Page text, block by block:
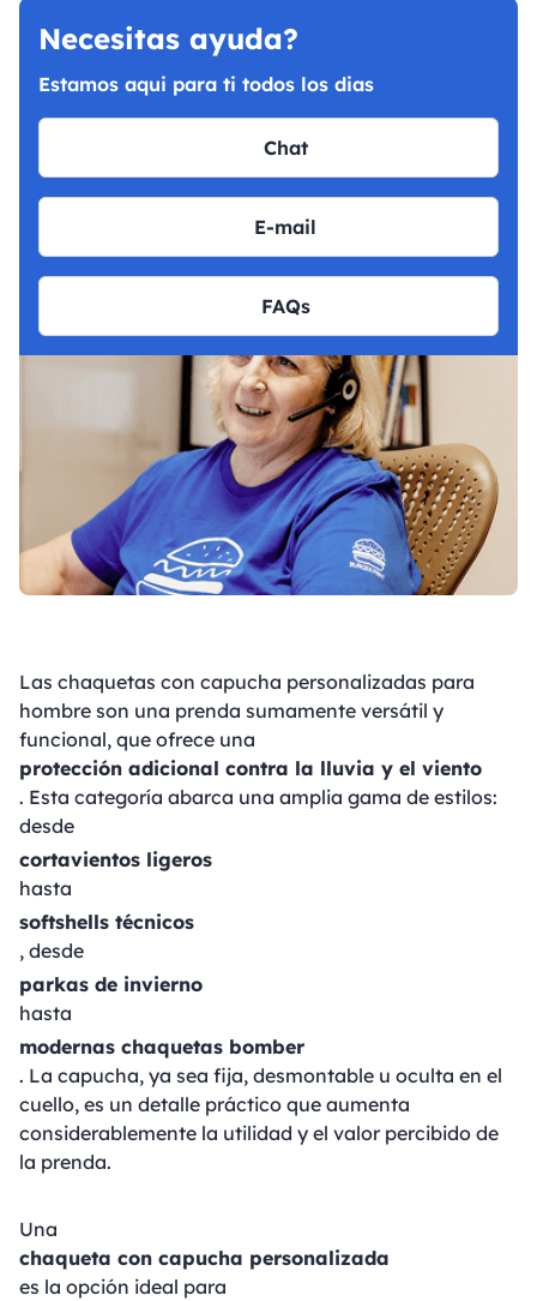
Necesitas ayuda?
Estamos aqui para ti todos los dias
Chat
E-mail
FAQs
Las chaquetas con capucha personalizadas para
hombre son una prenda sumamente versátil y
funcional, que ofrece una
protección adicional contra la lluvia y el viento
. Esta categoría abarca una amplia gama de estilos:
desde
cortavientos ligeros
hasta
softshells técnicos
, desde
parkas de invierno
hasta
modernas chaquetas bomber
. La capucha, ya sea fija, desmontable u oculta en el
cuello, es un detalle práctico que aumenta
considerablemente la utilidad y el valor percibido de
la prenda.
Una
chaqueta con capucha personalizada
es la opción ideal para